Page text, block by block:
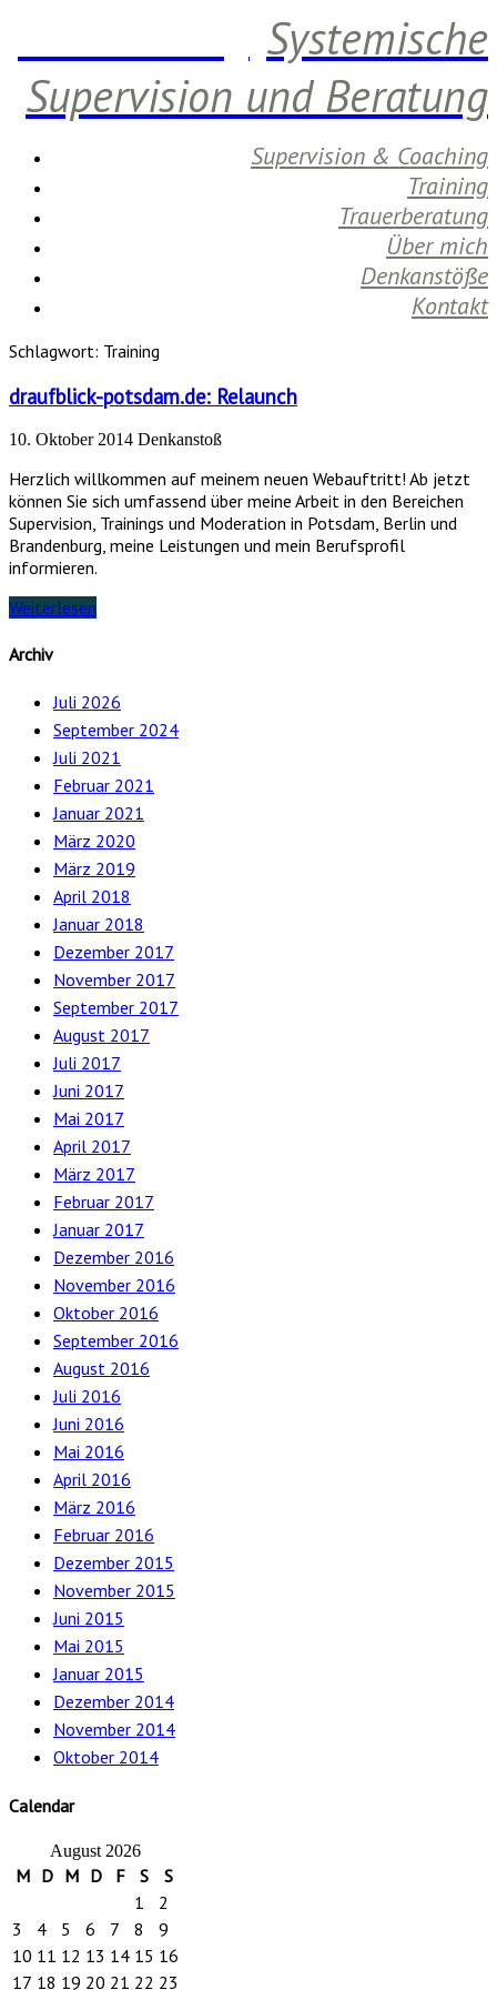
Systemische
Supervision und Beratung
Supervision & Coaching
Training
Trauerberatung
Über mich
Denkanstöße
Kontakt
Schlagwort: Training
draufblick-potsdam.de: Relaunch
10. Oktober 2014 Denkanstoß
Herzlich willkommen auf meinem neuen Webauftritt! Ab jetzt
können Sie sich umfassend über meine Arbeit in den Bereichen
Supervision, Trainings und Moderation in Potsdam, Berlin und
Brandenburg, meine Leistungen und mein Berufsprofil
informieren.
Weiterlesen
Archiv
Juli 2026
September 2024
Juli 2021
Februar 2021
Januar 2021
März 2020
März 2019
April 2018
Januar 2018
Dezember 2017
November 2017
September 2017
August 2017
Juli 2017
Juni 2017
Mai 2017
April 2017
März 2017
Februar 2017
Januar 2017
Dezember 2016
November 2016
Oktober 2016
September 2016
August 2016
Juli 2016
Juni 2016
Mai 2016
April 2016
März 2016
Februar 2016
Dezember 2015
November 2015
Juni 2015
Mai 2015
Januar 2015
Dezember 2014
November 2014
Oktober 2014
Calendar
August 2026
M D M D F S
S
1
2
3
4 5 6 7 8
9
10 11 12 13 14 15 16
17 18 19 20 21 22 23